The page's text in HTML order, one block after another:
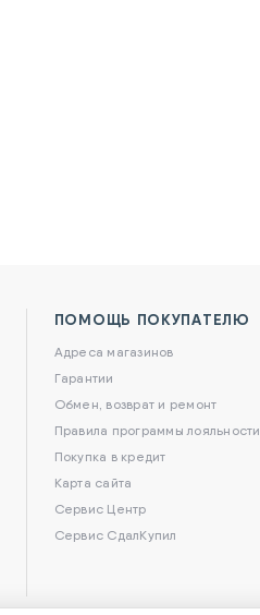
ПОМОЩЬ ПОКУПАТЕЛЮ
Адреса магазинов
Гарантии
Обмен, возврат и ремонт
Правила программы лояльности
Покупка в кредит
Карта сайта
Сервис Центр
Сервис СдалКупил